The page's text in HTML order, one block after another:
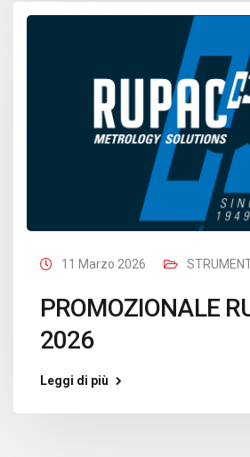
11 Marzo 2026
PROMOZIONALE
2026
Leggi di più